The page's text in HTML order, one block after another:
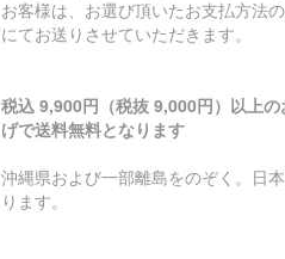
お客様は、お選び頂いたお支払方法
にてお送りさせていただきます。
税込 9,900円（税抜 9,000円）以上の
げで送料無料となります
沖縄県および一部離島をのぞく。日
ります。